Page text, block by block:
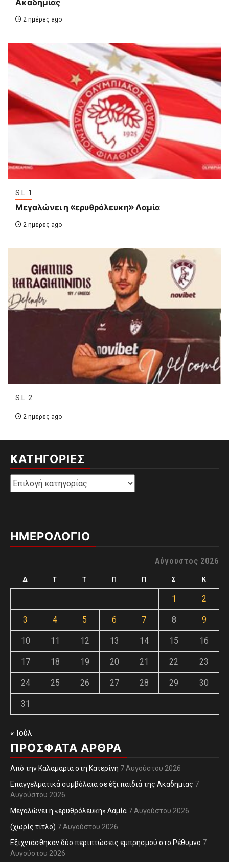
Ακαδημίας
2 ημέρες ago
S.L. 1
Μεγαλώνει η «ερυθρόλευκη» Λαμία
2 ημέρες ago
S.L. 2
2 ημέρες ago
KΑΤΗΓΟΡΊΕΣ
Kατηγορίες
ΗΜΕΡΟΛΟΓΙΟ
Αύγουστος 2026
Δ Τ Τ Π Π Σ Κ
1 2
3 4 5 6 7 8 9
10 11 12 13 14 15 16
17 18 19 20 21 22 23
24 25 26 27 28 29 30
31
« Ιούλ
ΠΡΌΣΦΑΤΑ ΆΡΘΡΑ
Από την Καλαμαριά στη Κατερίνη 7 Αυγούστου 2026
Επαγγελματικά συμβόλαια σε έξι παιδιά της Ακαδημίας 7
Αυγούστου 2026
Μεγαλώνει η «ερυθρόλευκη» Λαμία 7 Αυγούστου 2026
(χωρίς τίτλο) 7 Αυγούστου 2026
Εξιχνιάσθηκαν δύο περιπτώσεις εμπρησμού στο Ρέθυμνο 7
Αυγούστου 2026